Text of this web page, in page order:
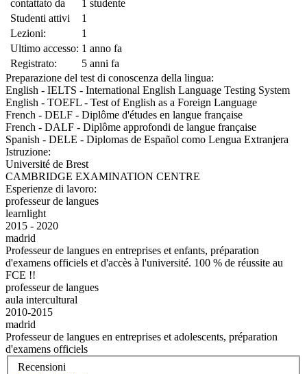
contattato da
1 studente
Studenti attivi
1
Lezioni:
1
Ultimo accesso: 1 anno fa
Registrato:
5 anni fa
Preparazione del test di conoscenza della lingua:
English - IELTS - International English Language Testing System
English - TOEFL - Test of English as a Foreign Language
French - DELF - Diplôme d'études en langue française
French - DALF - Diplôme approfondi de langue française
Spanish - DELE - Diplomas de Español como Lengua Extranjera
Istruzione:
Université de Brest
CAMBRIDGE EXAMINATION CENTRE
Esperienze di lavoro:
professeur de langues
learnlight
2015 - 2020
madrid
Professeur de langues en entreprises et enfants, préparation
d'examens officiels et d'accès à l'université. 100 % de réussite au
FCE !!
professeur de langues
aula intercultural
2010-2015
madrid
Professeur de langues en entreprises et adolescents, préparation
d'examens officiels
Recensioni